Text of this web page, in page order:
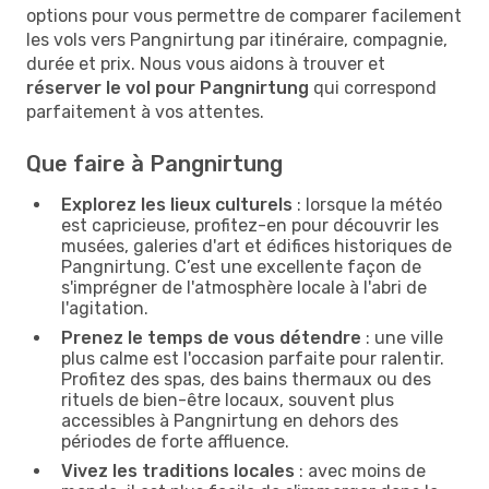
options pour vous permettre de comparer facilement
les vols vers Pangnirtung par itinéraire, compagnie,
durée et prix. Nous vous aidons à trouver et
réserver le vol pour Pangnirtung qui correspond
parfaitement à vos attentes.
Que faire à Pangnirtung
Explorez les lieux culturels : lorsque la météo
est capricieuse, profitez-en pour découvrir les
musées, galeries d'art et édifices historiques de
Pangnirtung. C’est une excellente façon de
s'imprégner de l'atmosphère locale à l'abri de
l'agitation.
Prenez le temps de vous détendre : une ville
plus calme est l'occasion parfaite pour ralentir.
Profitez des spas, des bains thermaux ou des
rituels de bien-être locaux, souvent plus
accessibles à Pangnirtung en dehors des
périodes de forte affluence.
Vivez les traditions locales : avec moins de